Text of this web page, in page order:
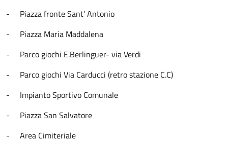
-
Piazza fronte Sant’ Antonio
-
Piazza Maria Maddalena
-
Parco giochi E.Berlinguer- via Verdi
-
Parco giochi Via Carducci (retro stazione C.C)
-
Impianto Sportivo Comunale
-
Piazza San Salvatore
-
Area Cimiteriale